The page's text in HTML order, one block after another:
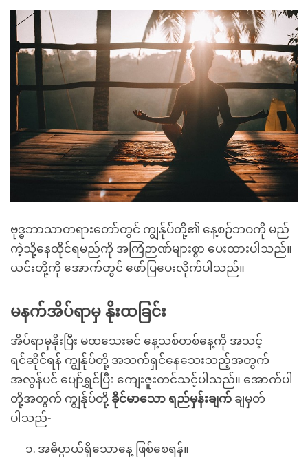
ဗုဒ္ဓဘာသာတရားတော်တွင် ကျွန်ုပ်တို့၏ နေ့စဉ်ဘဝကို မည်
ကဲ့သို့နေထိုင်ရမည်ကို အကြံဉာဏ်များစွာ ပေးထားပါသည်။
ယင်းတို့ကို အောက်တွင် ဖော်ပြပေးလိုက်ပါသည်။
မနက်အိပ်ရာမှ နိုးထခြင်း
အိပ်ရာမှနိုးပြီး မထသေးခင် နေ့သစ်တစ်နေ့ကို အသင့်
ရင်ဆိုင်ရန် ကျွန်ုပ်တို့ အသက်ရှင်နေသေးသည့်အတွက်
အလွန်ပင် ပျော်ရွှင်ပြီး ကျေးဇူးတင်သင့်ပါသည်။ အောက်ပါ
တို့အတွက် ကျွန်ုပ်တို့ ခိုင်မာသော ရည်မှန်းချက် ချမှတ်
ပါသည်-
အဓိပ္ပာယ်ရှိသောနေ့ ဖြစ်စေရန်။